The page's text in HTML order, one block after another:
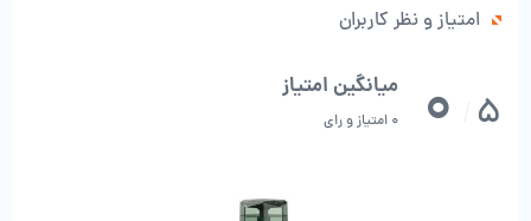
امتیاز و نظر کاربران
5
0 میانگین امتیاز
0 امتیاز و رای